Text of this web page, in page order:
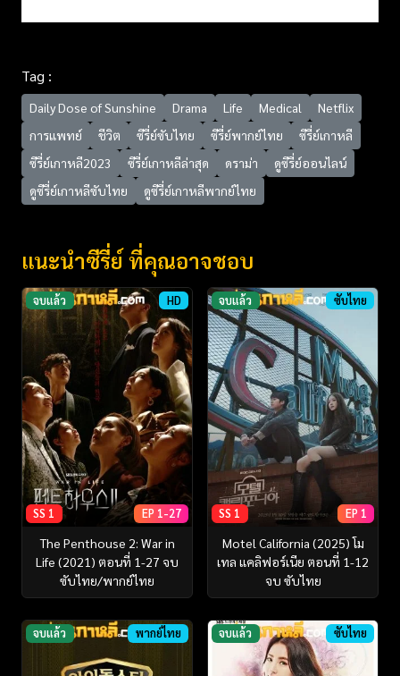
Tag :
Daily Dose of Sunshine Drama Life Medical
Netflix
การแพทย์
ชีวิต ซีรี่ย์ซับไทย ซีรี่ย์พากย์ไทย
ซีรี่ย์เกาหลี
ซีรี่ย์เกาหลี2023
ซีรี่ย์เกาหลีล่าสุด ดราม่า
ดูซีรี่ย์ออนไลน์
ดูซีรี่ย์เกาหลีซับไทย
ดูซีรี่ย์เกาหลีพากย์ไทย
แนะนำซีรี่ย์ ที่คุณอาจชอบ
จบแล้ว HD
SS 1 EP 1-27
The Penthouse 2: War in
Life (2021) ตอนที่ 1-27 จบ
ซับไทย/พากย์ไทย
จบแล้ว ซับไทย
SS 1 EP 1
Motel California (2025) โม
เทล แคลิฟอร์เนีย ตอนที่ 1-12
จบ ซับไทย
จบแล้ว พากย์ไทย จบแล้ว ซับไทย